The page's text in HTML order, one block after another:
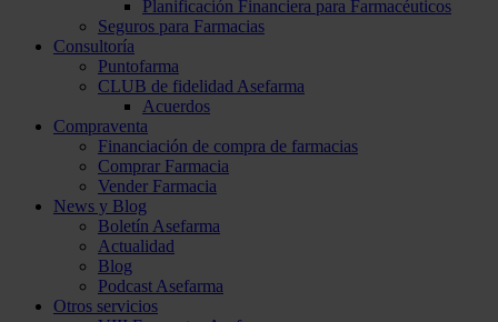
Planificación Financiera para Farmacéuticos
Seguros para Farmacias
Consultoría
Puntofarma
CLUB de fidelidad Asefarma
Acuerdos
Compraventa
Financiación de compra de farmacias
Comprar Farmacia
Vender Farmacia
News y Blog
Boletín Asefarma
Actualidad
Blog
Podcast Asefarma
Otros servicios